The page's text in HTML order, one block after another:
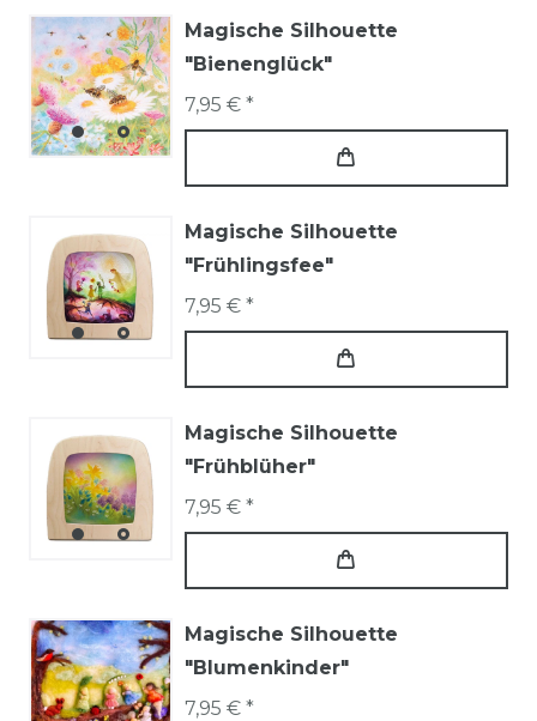
Magische Silhouette
"Bienenglück"
7,95 € *
Magische Silhouette
"Frühlingsfee"
7,95 € *
Magische Silhouette
"Frühblüher"
7,95 € *
Magische Silhouette
"Blumenkinder"
7,95 € *